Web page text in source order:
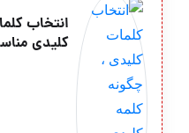
انتخاب
کلیدی